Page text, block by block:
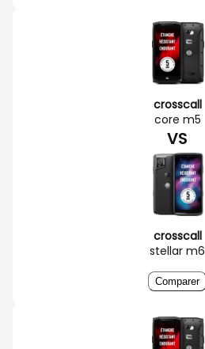
crosscall
core m5
VS
crosscall
stellar m6
Comparer